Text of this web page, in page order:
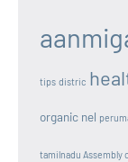
tips distric
organic nel
tamilnadu